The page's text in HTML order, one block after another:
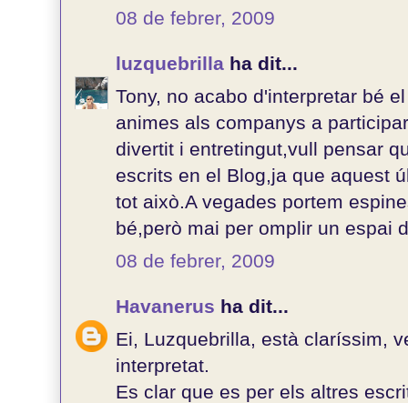
08 de febrer, 2009
luzquebrilla ha dit...
Tony, no acabo d'interpretar bé
animes als companys a
divertit i entretingut,vull pensar
escrits en el Blog,ja que aquest
tot això.A vegades portem
bé,però mai per omplir un espai
08 de febrer, 2009
Havanerus ha dit...
Ei, Luzquebrilla, està claríssim,
interpretat.
Es clar que es per els altres